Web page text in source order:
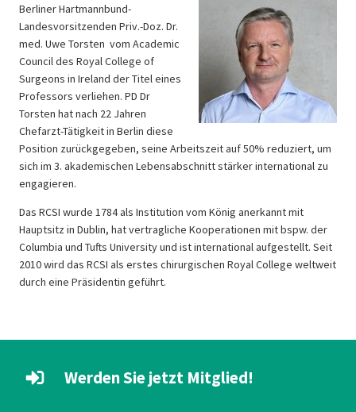
Berliner Hartmannbund-
Landesvorsitzenden Priv.-Doz. Dr.
med. Uwe Torsten vom Academic
Council des Royal College of
Surgeons in Ireland der Titel eines
Professors verliehen. PD Dr
Torsten hat nach 22 Jahren
Chefarzt-Tätigkeit in Berlin diese
Position zurückgegeben, seine Arbeitszeit auf 50% reduziert, um
sich im 3. akademischen Lebensabschnitt stärker international zu
engagieren.
Das RCSI wurde 1784 als Institution vom König anerkannt mit
Hauptsitz in Dublin, hat vertragliche Kooperationen mit bspw. der
Columbia und Tufts University und ist international aufgestellt. Seit
2010 wird das RCSI als erstes chirurgischen Royal College weltweit
durch eine Präsidentin geführt.
Werden Sie jetzt Mitglied!